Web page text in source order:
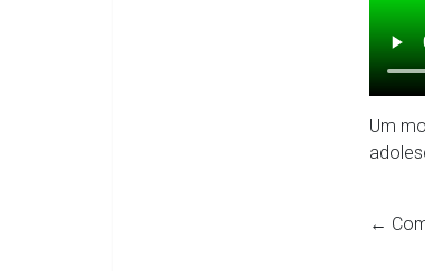
Um
←